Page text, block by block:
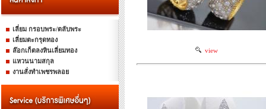
เลี่ยม กรอบพระ/ตลับพระ
เลี่ยมตะกรุดทอง
ล๊อกเก็ตลงหินเลี่ยมทอง
แหวนนามสกุล
งานสั่งทำเพชรพลอย
view